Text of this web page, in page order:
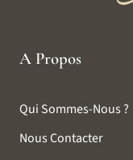
A Propos
Qui Sommes-Nous ?
Nous Contacter